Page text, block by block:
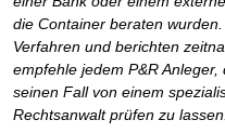
die Container beraten
Verfahren und berichten
empfehle jedem P&R
seinen Fall von einem
Rechtsanwalt prüfen zu